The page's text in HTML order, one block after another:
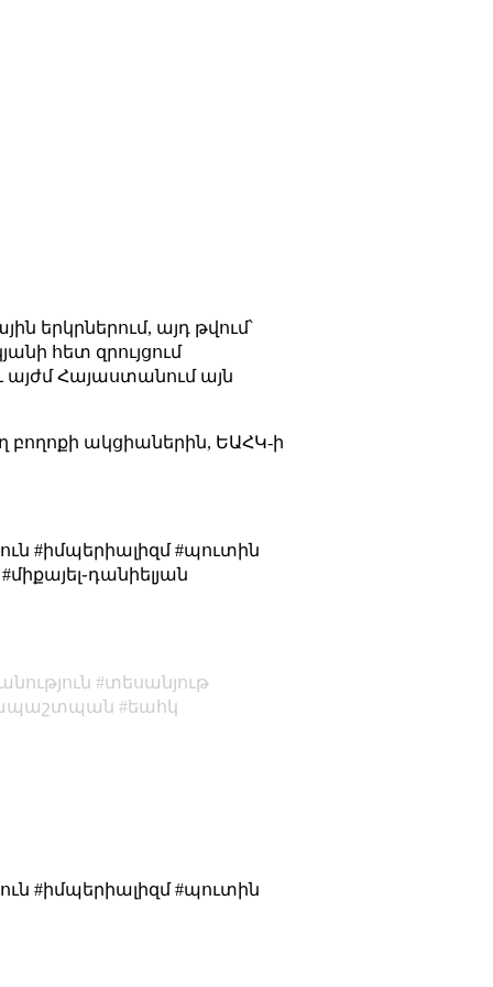
երկրներում, այդ թվում՝
հետ զրույցում
այժմ Հայաստանում այն
բողոքի ակցիաներին, ԵԱՀԿ-ի
#իմպերիալիզմ #պուտին
տեսանյութ
եահկ
#իմպերիալիզմ #պուտին